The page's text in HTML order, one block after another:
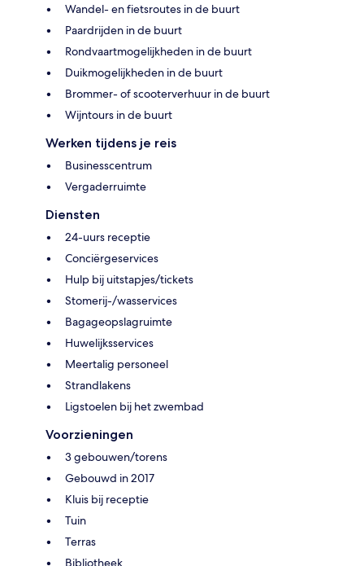
Wandel- en fietsroutes in de buurt
Paardrijden in de buurt
Rondvaartmogelijkheden in de buurt
Duikmogelijkheden in de buurt
Brommer- of scooterverhuur in de buurt
Wijntours in de buurt
Werken tijdens je reis
Businesscentrum
Vergaderruimte
Diensten
24-uurs receptie
Conciërgeservices
Hulp bij uitstapjes/tickets
Stomerij-/wasservices
Bagageopslagruimte
Huwelijksservices
Meertalig personeel
Strandlakens
Ligstoelen bij het zwembad
Voorzieningen
3 gebouwen/torens
Gebouwd in 2017
Kluis bij receptie
Tuin
Terras
Bibliotheek